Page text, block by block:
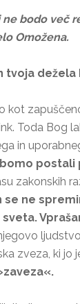
bodo več
Omožena.
tvoja dežela
kot
Toda Bog
in
postali
zakonskih
ne
zveza, ki jo